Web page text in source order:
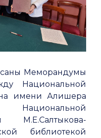
Меморандумы
Национальной
имени Алишера
Национальной
М.Е.Салтыкова-
библиотекой